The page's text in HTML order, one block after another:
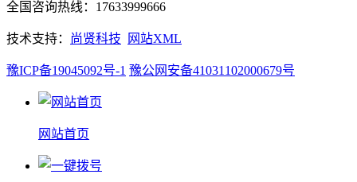
全国咨询热线：17633999666
技术支持： 尚贤科技 网站XML
豫ICP备19045092号-1 豫公网安备41031102000679号
网站首页